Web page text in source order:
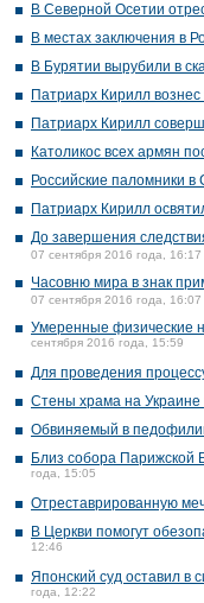
В Северной Осетии
В местах заключения в
В Бурятии вырубили в
Патриарх Кирилл
Патриарх Кирилл
Католикос всех армян
Российские паломники в
Патриарх Кирилл
До завершения
07 сентября 2016 года, 16:17
Часовню мира в знак
07 сентября 2016 года, 16:07
Умеренные физические
сентября 2016 года, 15:59
Для проведения
Стены храма на Украине
Обвиняемый в
Близ собора Парижской
года, 15:05
Отреставрированную
В Церкви помогут
12:46
Японский суд оставил в
года, 12:22